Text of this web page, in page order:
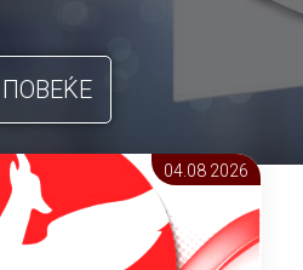
ПОВЕЌЕ
04.08 2026